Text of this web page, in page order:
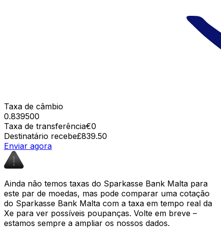
Taxa de câmbio
0.839500
Taxa de transferência€0
Destinatário recebe£839.50
Enviar agora
Ainda não temos taxas do Sparkasse Bank Malta para
este par de moedas, mas pode comparar uma cotação
do Sparkasse Bank Malta com a taxa em tempo real da
Xe para ver possíveis poupanças. Volte em breve –
estamos sempre a ampliar os nossos dados.